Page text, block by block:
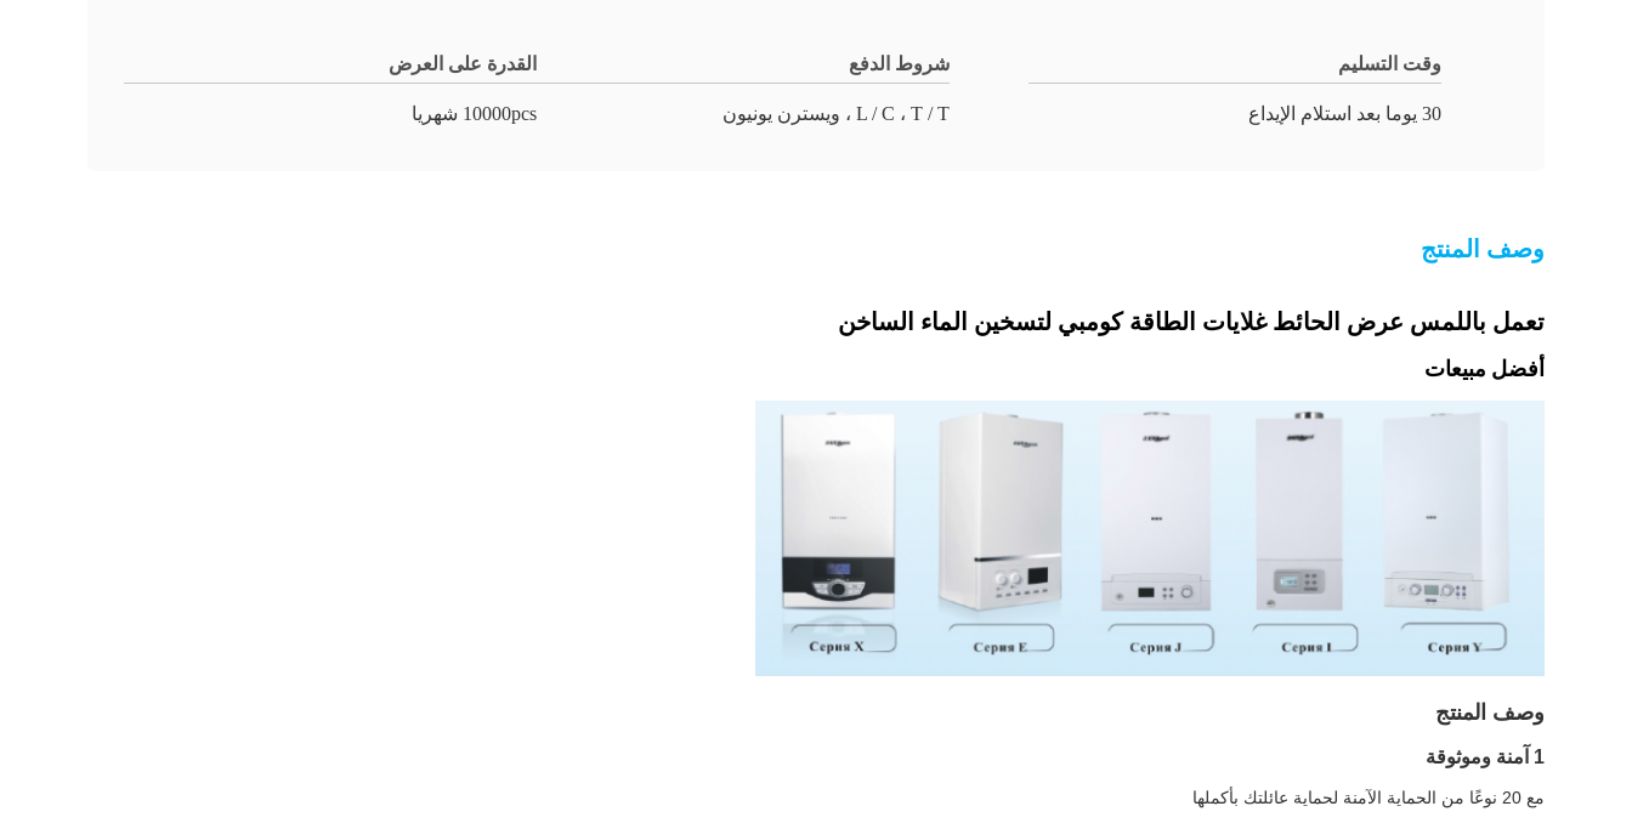
وقت التسليم
30 يوما بعد استلام الإيداع
شروط الدفع
L / C ، T / T ، ويسترن يونيون
القدرة على العرض
10000pcs شهريا
وصف المنتج
تعمل باللمس عرض الحائط غلايات الطاقة كومبي لتسخين الماء الساخن
أفضل مبيعات
وصف المنتج
1 آمنة وموثوقة
مع 20 نوعًا من الحماية الآمنة لحماية عائلتك بأكملها